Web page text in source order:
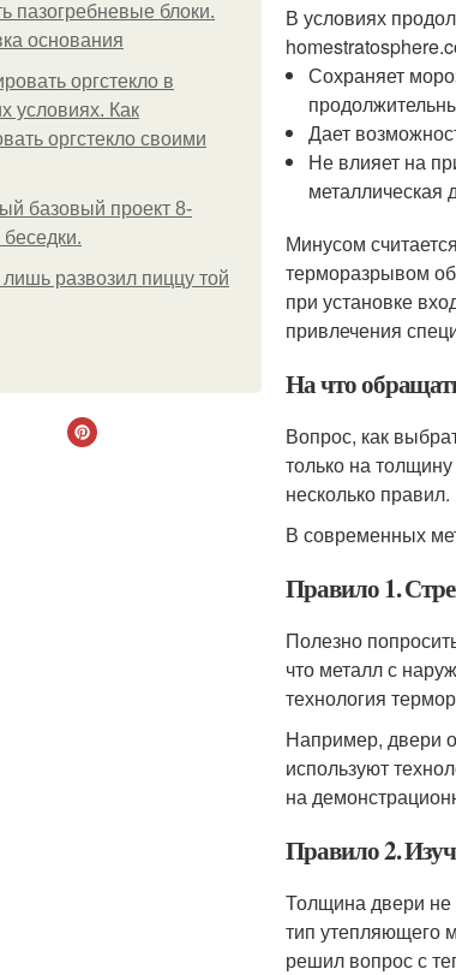
пазогребневые блоки.
основания
оргстекло в
условиях. Как
оргстекло своими
базовый проект 8-
беседки.
развозил пиццу той
В условиях
Сохраняет
Дает
Не влияет на
металлическая
Минусом
терморазрывом
при установке
привлечения
На что
Вопрос, как
только на
несколько правил.
В современных
Правило 1.
Полезно
что металл с
технология
Например, двери
используют
на
Правило 2.
Толщина двери не
тип утепляющего
решил вопрос с